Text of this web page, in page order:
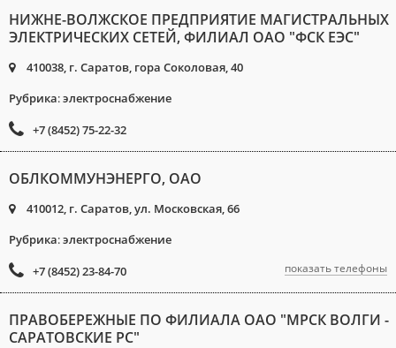
НИЖНЕ-ВОЛЖСКОЕ ПРЕДПРИЯТИЕ МАГИСТРАЛЬНЫХ
ЭЛЕКТРИЧЕСКИХ СЕТЕЙ, ФИЛИАЛ ОАО "ФСК ЕЭС"
410038, г. Саратов, гора Соколовая, 40
Рубрика:электроснабжение
+7 (8452) 75-22-32
ОБЛКОММУНЭНЕРГО, ОАО
410012, г. Саратов, ул. Московская, 66
Рубрика:электроснабжение
+7 (8452) 23-84-70
показать телефоны
ПРАВОБЕРЕЖНЫЕ ПО ФИЛИАЛА ОАО "МРСК ВОЛГИ -
САРАТОВСКИЕ РС"